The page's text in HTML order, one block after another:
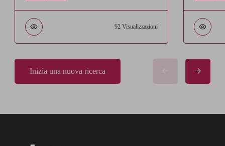
92 Visualizzazioni
Inizia una nuova ricerca